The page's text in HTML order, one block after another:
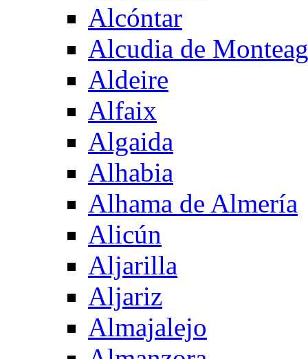
Alcóntar
Alcudia de
Aldeire
Alfaix
Algaida
Alhabia
Alhama de Almería
Alicún
Aljarilla
Aljariz
Almajalejo